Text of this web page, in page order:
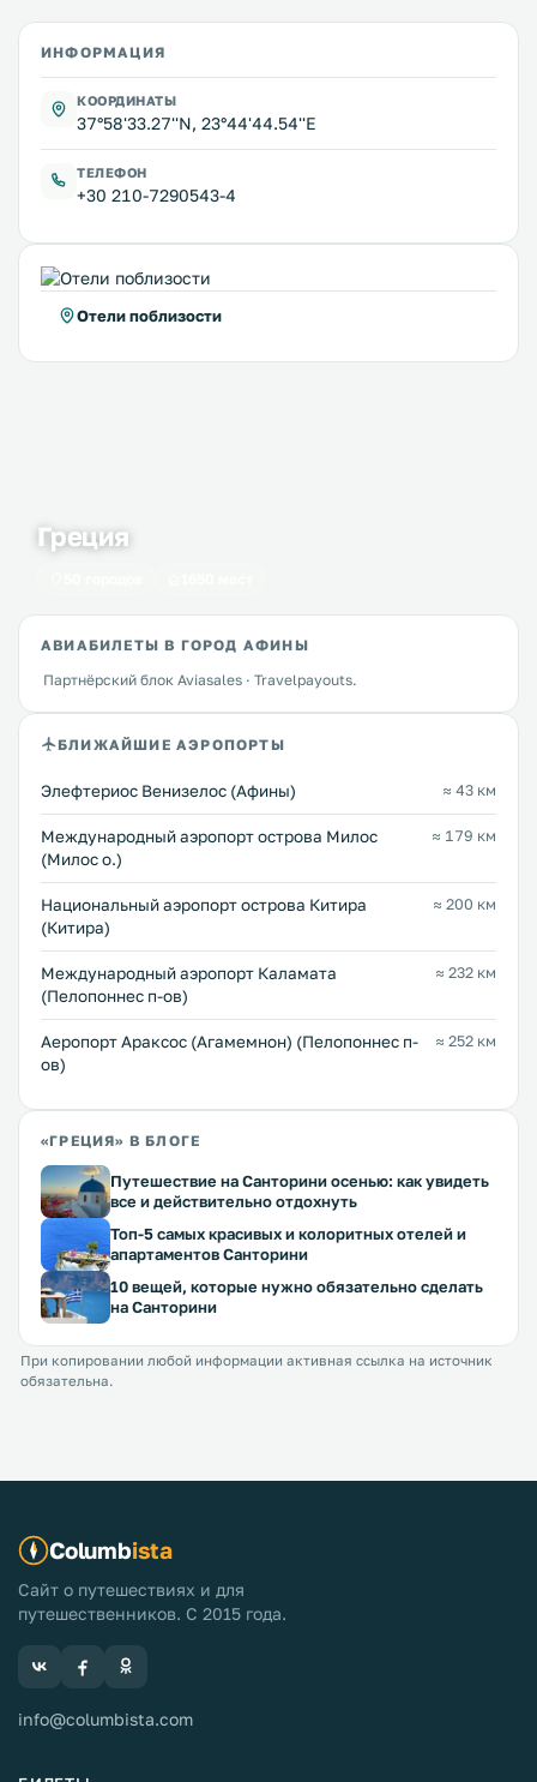
ИНФОРМАЦИЯ
КООРДИНАТЫ
37°58'33.27''N, 23°44'44.54''E
ТЕЛЕФОН
+30 210-7290543-4
Отели поблизости
Греция
АВИАБИЛЕТЫ В ГОРОД АФИНЫ
Партнёрский блок Aviasales · Travelpayouts.
БЛИЖАЙШИЕ АЭРОПОРТЫ
Элефтериос Венизелос (Афины) ≈ 43 км
Междунарoдный аэропорт острова Милос
(Милос о.)
≈ 179 км
Национальный аэропорт острова Китира
(Китира)
≈ 200 км
Международный аэропорт Каламата
(Пелопоннес п-ов)
≈ 232 км
Аеропорт Араксос (Агамемнон) (Пелопоннес п-
ов)
≈ 252 км
«ГРЕЦИЯ» В БЛОГЕ
Путешествие на Санторини осенью: как увидеть
все и действительно отдохнуть
Топ-5 самых красивых и колоритных отелей и
апартаментов Санторини
10 вещей, которые нужно обязательно сделать
на Санторини
При копировании любой информации активная ссылка на источник
обязательна.
Columbista
Сайт о путешествиях и для
путешественников. С 2015 года.
info@columbista.com